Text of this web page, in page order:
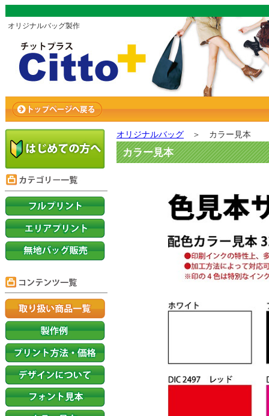
オリジナルバッグ製作
オリジナルバッグ ＞ カラー見本
カラー見本